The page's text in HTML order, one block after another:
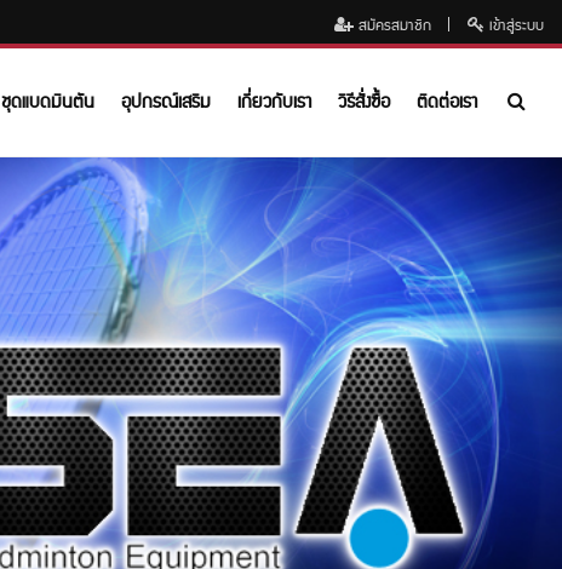
สมัครสมาชิก เข้าสู่ระบบ
ชุดแบดมินตัน อุปกรณ์เสริม เกี่ยวกับเรา วิธีสั่งซื้อ ติดต่อเรา